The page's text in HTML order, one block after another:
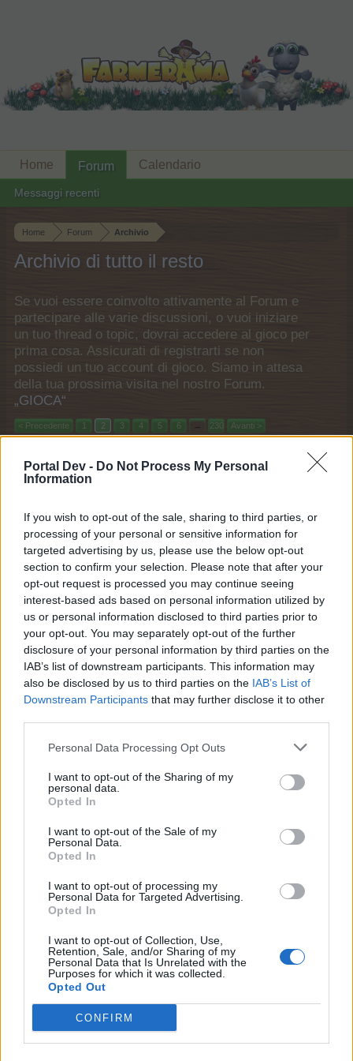
Portal Dev - Do Not Process My Personal
Information
If you wish to opt-out of the sale, sharing to third parties, or
processing of your personal or sensitive information for
targeted advertising by us, please use the below opt-out
section to confirm your selection. Please note that after your
opt-out request is processed you may continue seeing
interest-based ads based on personal information utilized by
us or personal information disclosed to third parties prior to
your opt-out. You may separately opt-out of the further
disclosure of your personal information by third parties on the
IAB’s list of downstream participants. This information may
also be disclosed by us to third parties on the IAB’s List of
Downstream Participants that may further disclose it to other
Personal Data Processing Opt Outs
I want to opt-out of the Sharing of my
personal data.
Opted In
I want to opt-out of the Sale of my
Personal Data.
Opted In
I want to opt-out of processing my
Personal Data for Targeted Advertising.
Opted In
I want to opt-out of Collection, Use,
Retention, Sale, and/or Sharing of my
Personal Data that Is Unrelated with the
Purposes for which it was collected.
Opted Out
CONFIRM
Home Forum Archivio
Archivio di tutto il resto
Se vuoi essere coinvolto attivamente al Forum e
partecipare alle varie discussioni, o vuoi iniziare
un tuo thread o topic, dovrai accedere al gioco per
prima cosa. Assicurati di registrarti se non
possiedi un tuo account di gioco. Siamo in attesa
della tua prossima visita nel nostro Forum.
„GIOCA“
< Precedente 1 2 3 4 5 6 → 230 Avanti >
Ultimo messaggio ↓
appello giARDINI ALPINI
gettoni
mammut79
Risposte:
3 4 maggio 2026
Ritorno alla caverna del sussurro d'ossa
.selly11. ... 2
Risposte: 23 30 aprile 2026
Cappellino da baseball (?)
...
Risposte: 39 30 aprile 2026
Assistenti a metà prezzo
seralian
Risposte:
27 aprile 2026
Nuovo mulino per mangime
Cascata di Cristallo
Risposte:
codice bonus da e-mail
fragolina1969
la macchina del tempo
chiccolina59
Risposte:
Giorno delle uova e dei conigli II ed.
-Giu-17 ... 2
Risposte:
BIGIETTO
Risposte:
1 11 aprile 2026
Pasqua !
tosca45
Risposte:
Centomani e una storia 2
Home Forum
Messaggi recenti
Calendario